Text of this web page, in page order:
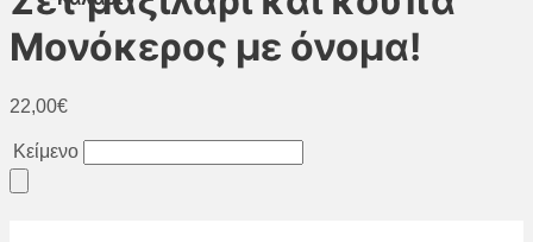
Μονόκερος με όνομα!
22,00€
Κείμενο